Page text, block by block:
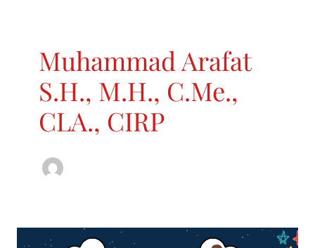
Muhammad Arafat
S.H., M.H., C.Me.,
CLA., CIRP